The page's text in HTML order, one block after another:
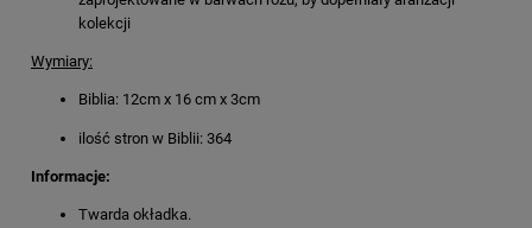
kolekcji
Wymiary:
Biblia: 12cm x 16 cm x 3cm
ilość stron w Biblii: 364
Informacje:
Twarda okładka.